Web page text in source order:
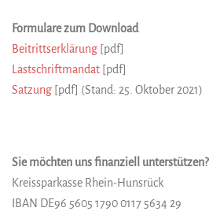
Formulare zum Download
Beitrittserklärung [pdf]
Lastschriftmandat [pdf]
Satzung [pdf] (Stand: 25. Oktober 2021)
Sie möchten uns finanziell unterstützen?
Kreissparkasse Rhein-Hunsrück
IBAN DE96 5605 1790 0117 5634 29